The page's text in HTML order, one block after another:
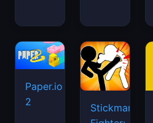
Paper.io
2
Stickman